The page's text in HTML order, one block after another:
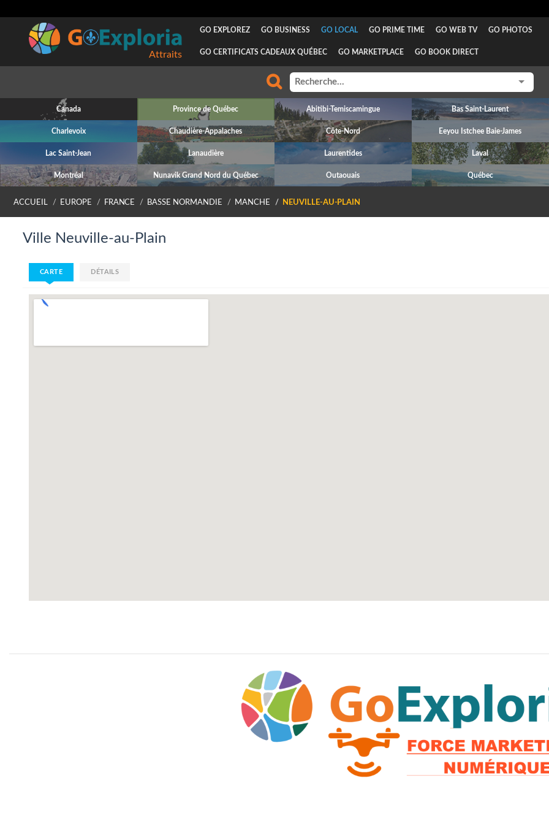
Attraits
GO EXPLOREZ GO BUSINESS GO LOCAL GO PRIME TIME GO WEB TV GO PHOTOS
GO CERTIFICATS CADEAUX QUÉBEC GO MARKETPLACE GO BOOK DIRECT
Canada Province de Québec Abitibi-Temiscamingue Bas Saint-Laurent
Charlevoix Chaudière-Appalaches Côte-Nord Eeyou Istchee Baie-James
Lac Saint-Jean Lanaudière Laurentides Laval
Montréal Nunavik Grand Nord du Québec Outaouais Québec
ACCUEIL EUROPE FRANCE BASSE NORMANDIE MANCHE NEUVILLE-AU-PLAIN
Ville Neuville-au-Plain
CARTE DÉTAILS